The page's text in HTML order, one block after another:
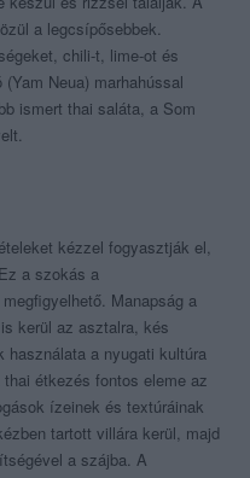
a legcsípősebbek.
chili-t, lime-ot és
Neua) marhahússal
ismert thai saláta, a Som
kézzel fogyasztják el,
a szokás a
Manapság a
kerül az asztalra, kés
a nyugati kultúra
étkezés fontos eleme az
ízeinek és textúráinak
tartott villára kerül, majd
a szájba. A